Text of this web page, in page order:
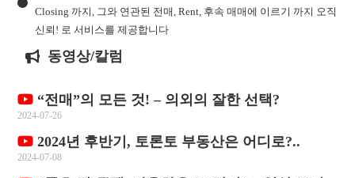
Closing 까지, 그와 연관된 전매, Rent, 후속 매매에 이르기 까지 오직
신뢰! 로 서비스를 제공합니다
동영상/칼럼
“전매”의 모든 것! – 의외의 잘한 선택?
2024-07-26
2024년 후반기, 토론토 부동산은 어디로?..
2024-07-08